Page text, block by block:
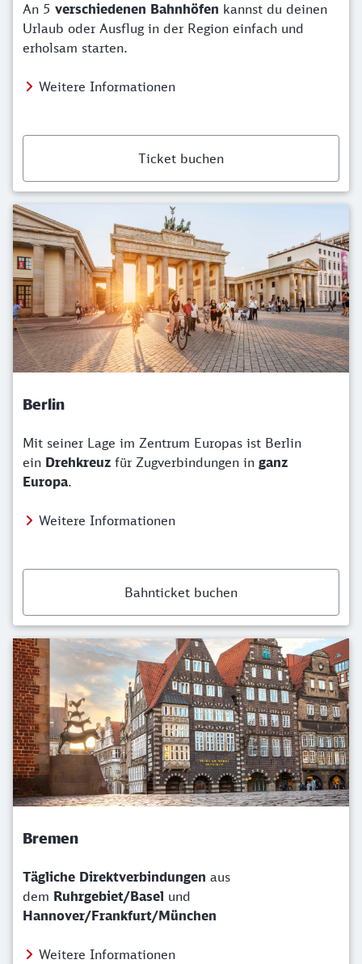
An 5 verschiedenen Bahnhöfen kannst du deinen
Urlaub oder Ausflug in der Region einfach und
erholsam starten.
Weitere Informationen
Ticket buchen
Berlin
Mit seiner Lage im Zentrum Europas ist Berlin
ein Drehkreuz für Zugverbindungen in ganz
Europa.
Weitere Informationen
Bahnticket buchen
Bremen
Tägliche Direktverbindungen aus
dem Ruhrgebiet/Basel und
Hannover/Frankfurt/München
Weitere Informationen